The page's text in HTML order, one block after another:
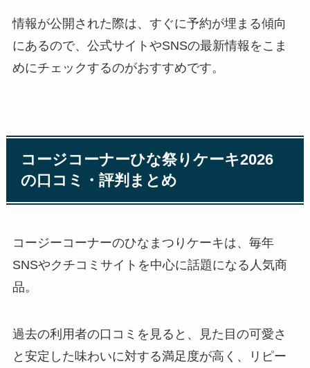
情報が公開された際は、すぐに予約が埋まる傾向
にあるので、公式サイトやSNSの最新情報をこま
めにチェックするのがおすすめです。
コージコーナーひな祭りケーキ2026
の口コミ・評判まとめ
コージーコーナーのひなまつりケーキは、毎年
SNSやクチコミサイトを中心に話題になる人気商
品。
過去の利用者の口コミを見ると、見た目の可愛さ
と安定した味わいに対する満足度が高く、リピー